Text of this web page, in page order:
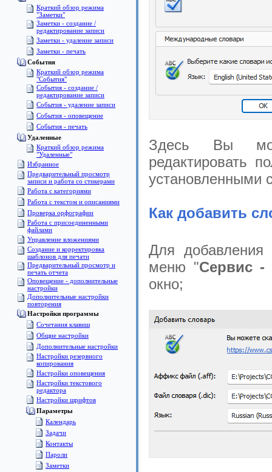
Краткий обзор режима
"Заметки"
Заметки - создание /
редактирование записи
Заметки - удаление записи
Заметки - печать
События
Краткий обзор режима
"События"
События - создание /
редактирование записи
События - удаление записи
События - оповещение
События - печать
Удаленные
Краткий обзор режима
"Удаленные"
Избранное
Предварительный просмотр
записи и работа со стикерами
Работа с категориями
Pабота с текстом и описаниями
Проверка орфографии
Работа с присоединенными
файлами
Управление вложениями
Создание и корректировка
шаблонов для печати
Предварительный просмотр и
печать отчета
Оповещение - дополнительные
настройки
Дополнительные настройки
повторения
Настройки программы
Сочетания клавиш
Общие настройки
Дополнительные настройки
Настройки резервного
копирования
Настройки оповещения
Настройки текстового
редактора
Настройки шрифтов
Параметры
Календарь
Задачи
Контакты
Пароли
Заметки
Здесь Вы
редактировать
установленными
Как добавить
Для добавления
меню "Сервис -
окно;